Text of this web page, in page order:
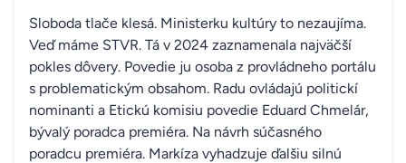
Sloboda tlače klesá. Ministerku kultúry to nezaujíma.
Veď máme STVR. Tá v 2024 zaznamenala najväčší
pokles dôvery. Povedie ju osoba z provládneho portálu
s problematickým obsahom. Radu ovládajú politickí
nominanti a Etickú komisiu povedie Eduard Chmelár,
bývalý poradca premiéra. Na návrh súčasného
poradcu premiéra. Markíza vyhadzuje ďalšiu silnú